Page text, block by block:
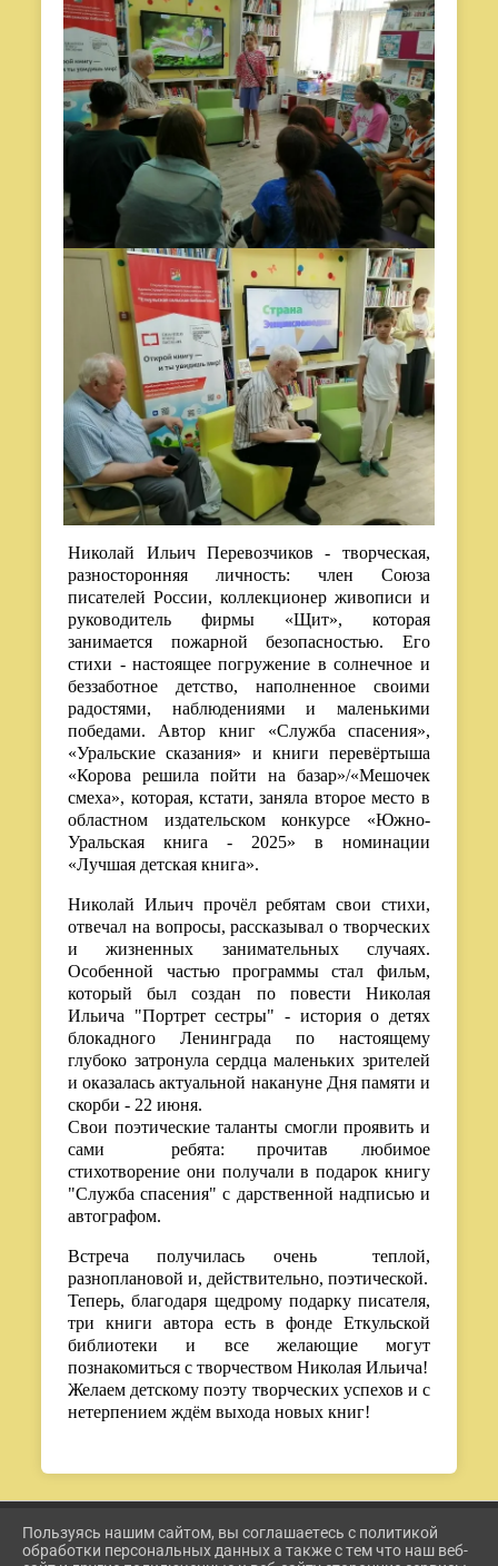
Николай Ильич Перевозчиков - творческая,
разносторонняя личность: член Союза
писателей России, коллекционер живописи и
руководитель фирмы «Щит», которая
занимается пожарной безопасностью. Его
стихи - настоящее погружение в солнечное и
беззаботное детство, наполненное своими
радостями, наблюдениями и маленькими
победами. Автор книг «Служба спасения»,
«Уральские сказания» и книги перевёртыша
«Корова решила пойти на базар»/«Мешочек
смеха», которая, кстати, заняла второе место в
областном издательском конкурсе «Южно-
Уральская книга - 2025» в номинации
«Лучшая детская книга».
Николай Ильич прочёл ребятам свои стихи,
отвечал на вопросы, рассказывал о творческих
и жизненных занимательных случаях.
Особенной частью программы стал фильм,
который был создан по повести Николая
Ильича "Портрет сестры" - история о детях
блокадного Ленинграда по настоящему
глубоко затронула сердца маленьких зрителей
и оказалась актуальной накануне Дня памяти и
скорби - 22 июня.
Свои поэтические таланты смогли проявить и
сами ребята: прочитав любимое
стихотворение они получали в подарок книгу
"Служба спасения" с дарственной надписью и
автографом.
Встреча получилась очень теплой,
разноплановой и, действительно, поэтической.
Теперь, благодаря щедрому подарку писателя,
три книги автора есть в фонде Еткульской
библиотеки и все желающие могут
познакомиться с творчеством Николая Ильича!
Желаем детскому поэту творческих успехов и с
нетерпением ждём выхода новых книг!
2026 Г. ETKUL-KULTURA.RU
ВХОД
Пользуясь нашим сайтом, вы соглашаетесь с политикой
обработки персональных данных а также с тем что наш веб-